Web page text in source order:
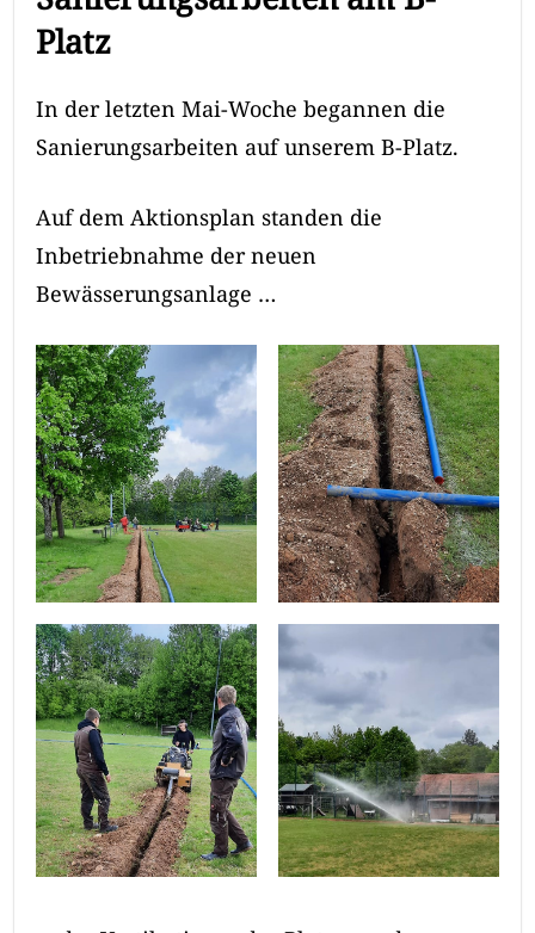
Platz
In der letzten Mai-Woche begannen die
Sanierungsarbeiten auf unserem B-Platz.
Auf dem Aktionsplan standen die
Inbetriebnahme der neuen
Bewässerungsanlage …